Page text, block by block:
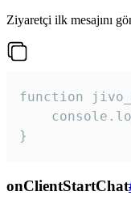
Ziyaretçi ilk mesajını
function
}
onClientStartChat